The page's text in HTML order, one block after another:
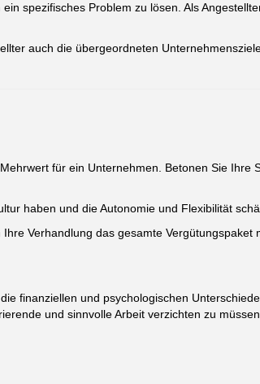
spezifisches Problem zu lösen. Als
auch die übergeordneten
für ein Unternehmen. Betonen Sie Ihre
haben und die Autonomie und Flexibilität
Verhandlung das gesamte Vergütungspaket
finanziellen und psychologischen
und sinnvolle Arbeit verzichten zu müssen.